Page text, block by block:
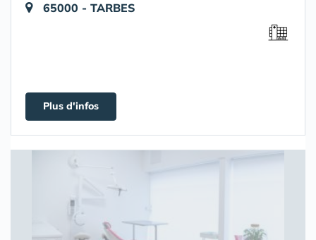
65000 - TARBES
Plus d'infos